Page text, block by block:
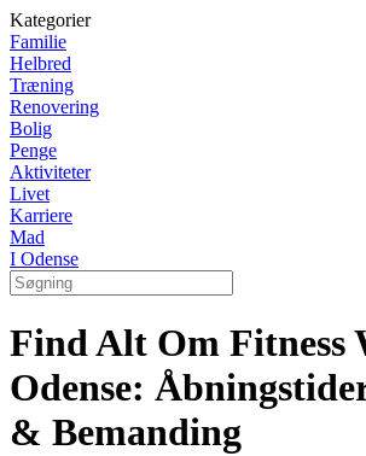
Kategorier
Familie
Helbred
Træning
Renovering
Bolig
Penge
Aktiviteter
Livet
Karriere
Mad
I Odense
Find Alt Om Fitness
Odense:
& Bemanding